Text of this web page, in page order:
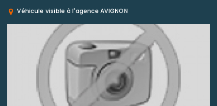
Véhicule visible à l'agence AVIGNON